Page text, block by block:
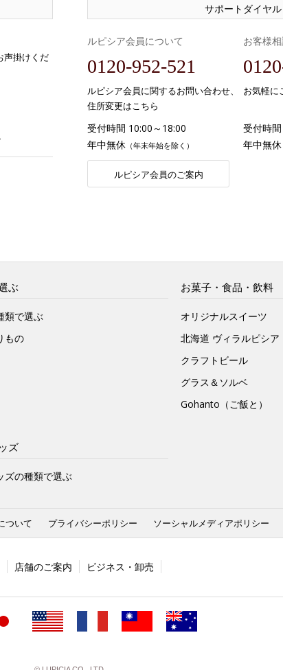
声掛けくだ
サポートダイヤル
ルピシア会員について
0120-952-521
ルピシア会員に関するお問い合わせ、
住所変更はこちら
受付時間 10:00～18:00
年中無休 （年末年始を除く）
ルピシア会員のご案内
お客様
お気軽に
受付時
年中無休
ぶ
類で選ぶ
もの
お菓子・食品・飲料
オリジナルスイーツ
北海道 ヴィラルピシア
クラフトビール
グラス＆ソルベ
Gohanto（ご飯と）
ズ
ズの種類で選ぶ
ついて プライバシーポリシー ソーシャルメディアポリシー
店舗のご案内 ビジネス・卸売